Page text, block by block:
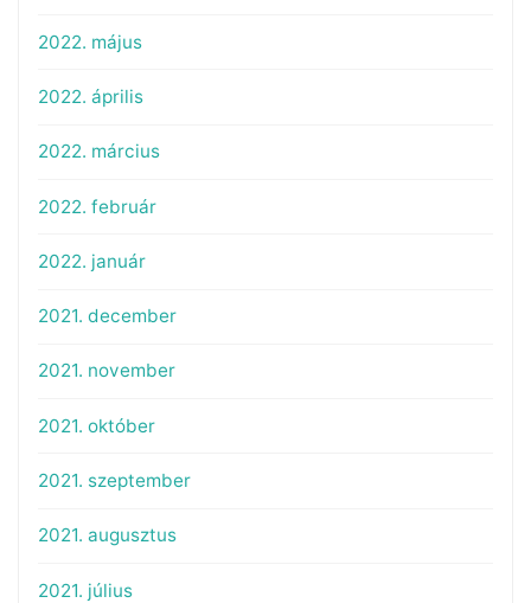
2022. május
2022. április
2022. március
2022. február
2022. január
2021. december
2021. november
2021. október
2021. szeptember
2021. augusztus
2021. július